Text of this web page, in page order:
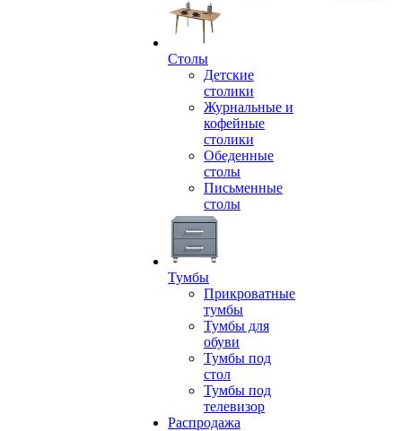
Столы
Детские
столики
Журнальные и
кофейные
столики
Обеденные
столы
Письменные
столы
Тумбы
Прикроватные
тумбы
Тумбы для
обуви
Тумбы под
стол
Тумбы под
телевизор
Распродажа